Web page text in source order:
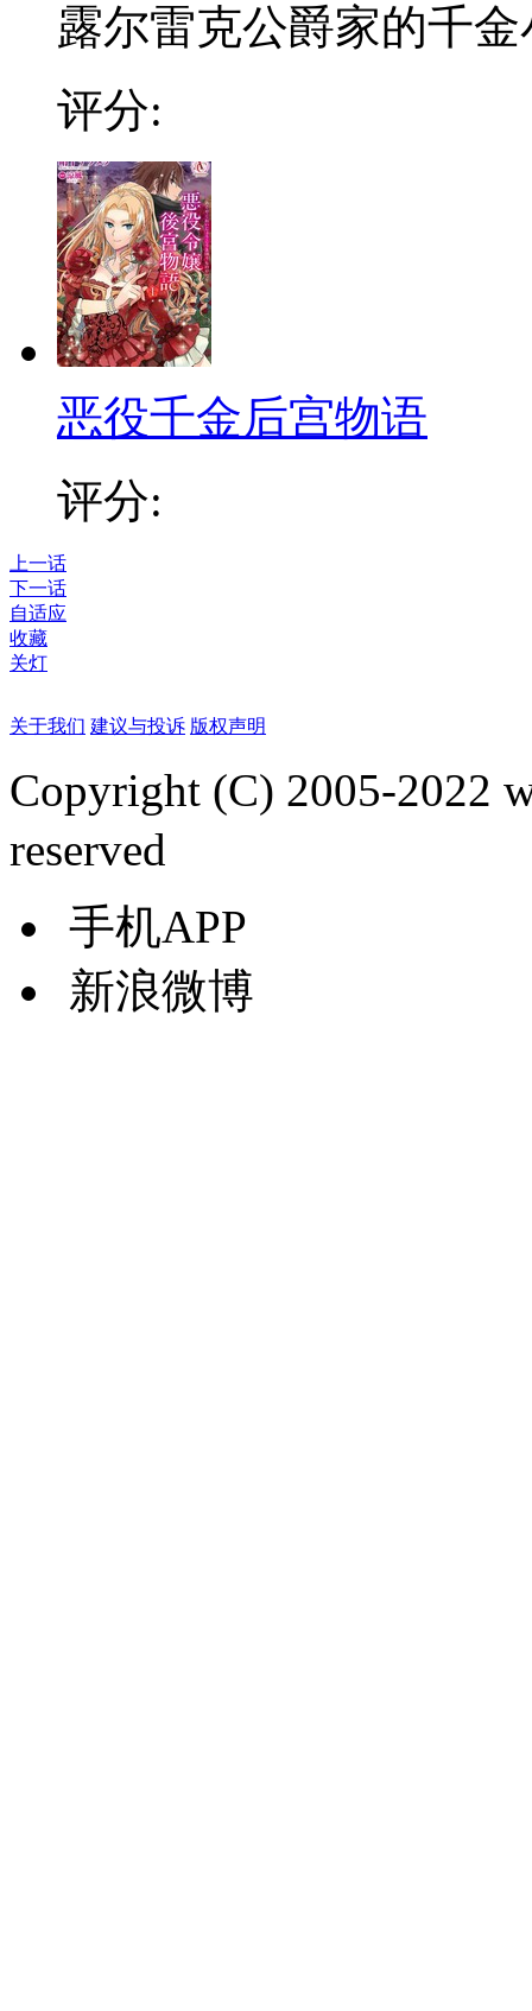
露尔雷克公爵家的千
评分:
恶役千金后宫物语
评分:
上一话
下一话
自适应
收藏
关灯
关于我们 建议与投诉 版权声明
Copyright (C) 2005-2022
reserved
手机APP
新浪微博